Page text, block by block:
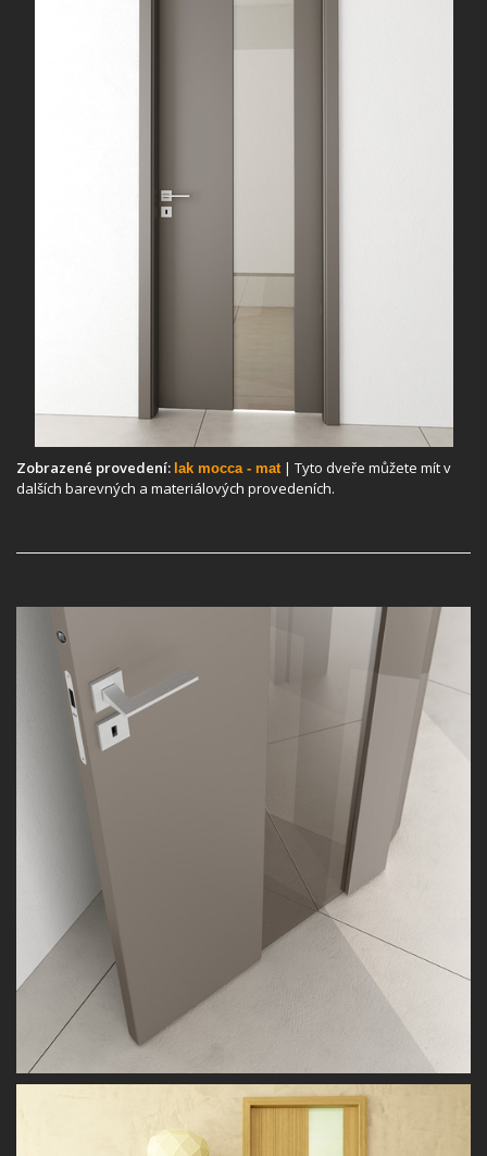
Zobrazené provedení: lak mocca - mat| Tyto dveře můžete mít v
dalších barevných a materiálových provedeních.